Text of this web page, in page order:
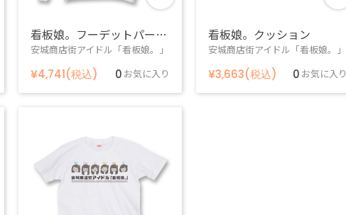
看板娘。フーデットパーカー2019
安城商店街アイドル「看板娘。」
¥4,741(税込) 0 お気に入り
看板娘。クッション
安城商店街アイドル「看板娘。」
¥3,663(税込) 0 お気に入り